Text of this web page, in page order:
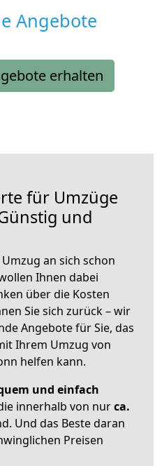
Angebote
erhalten
für Umzüge
und
an sich schon
Ihnen dabei
über die Kosten
Sie sich zurück – wir
Angebote für Sie, das
Ihrem Umzug von
helfen kann.
und einfach
innerhalb von nurca.
Und das Beste daran
Preisen